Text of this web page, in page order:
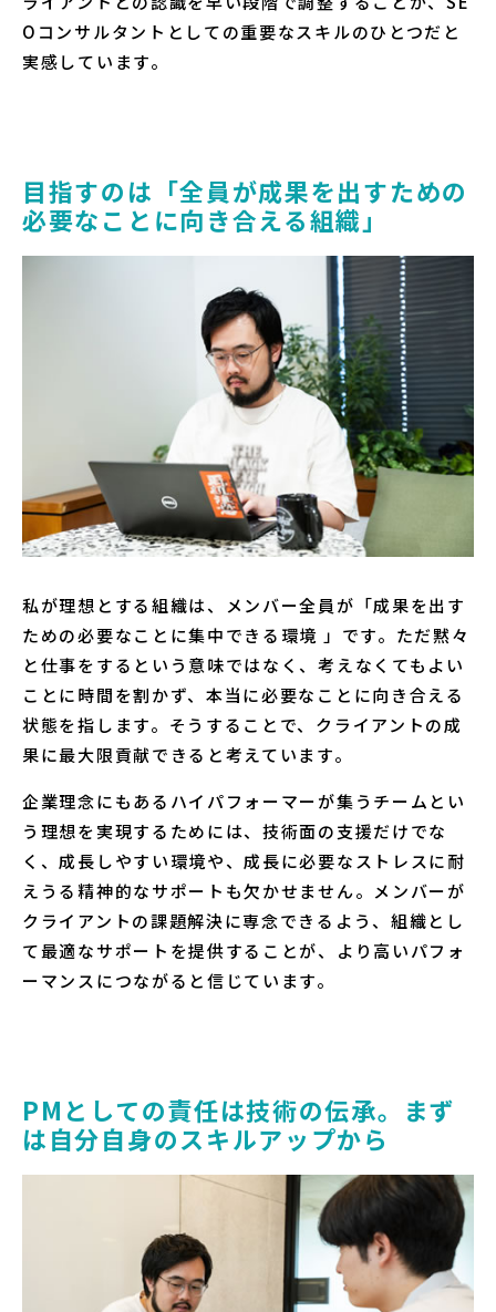
Oコンサルタントとしての重要なスキルのひとつだと
実感しています。
目指すのは「全員が成果を出すための
必要なことに向き合える組織」
私が理想とする組織は、メンバー全員が「成果を出す
ための必要なことに集中できる環境 」です。ただ黙々
と仕事をするという意味ではなく、考えなくてもよい
ことに時間を割かず、本当に必要なことに向き合える
状態を指します。そうすることで、クライアントの成
果に最大限貢献できると考えています。
企業理念にもあるハイパフォーマーが集うチームとい
う理想を実現するためには、技術面の支援だけでな
く、成長しやすい環境や、成長に必要なストレスに耐
えうる精神的なサポートも欠かせません。メンバーが
クライアントの課題解決に専念できるよう、組織とし
て最適なサポートを提供することが、より高いパフォ
ーマンスにつながると信じています。
PMとしての責任は技術の伝承。まず
は自分自身のスキルアップから